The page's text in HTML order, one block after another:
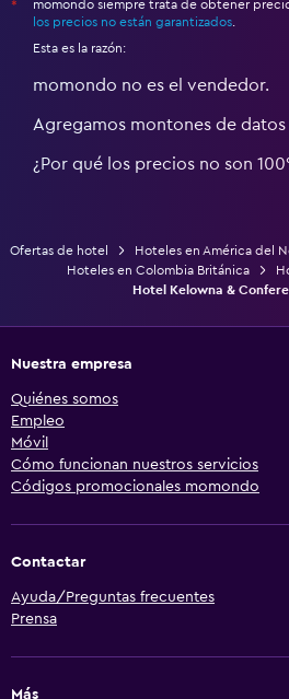
*
momondo siempre trata de obtener
los precios no están garantizados
Esta es la razón:
momondo no es el vendedor.
Agregamos montones de datos
¿Por qué los precios no son
Ofertas de hotel Hoteles en América del
Hoteles en Colombia Británica
Hotel Kelowna &
Nuestra empresa
Quiénes somos
Empleo
Móvil
Cómo funcionan nuestros servicios
Códigos promocionales momondo
Contactar
Ayuda/Preguntas frecuentes
Prensa
Más